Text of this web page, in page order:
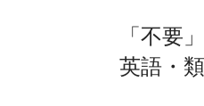
「不要
英語・